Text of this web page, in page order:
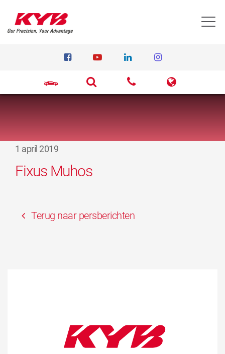
1 april 2019
Fixus Muhos
Terug naar persberichten